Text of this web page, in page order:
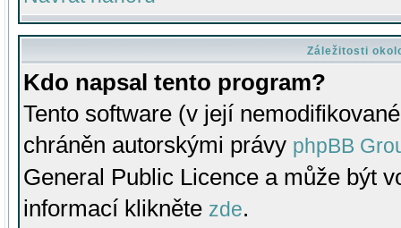
Záležitosti
Kdo napsal tento program?
Tento software (v její
chráněn autorskými právy phpBB
General Public Licence a může být
informací klikněte zde.